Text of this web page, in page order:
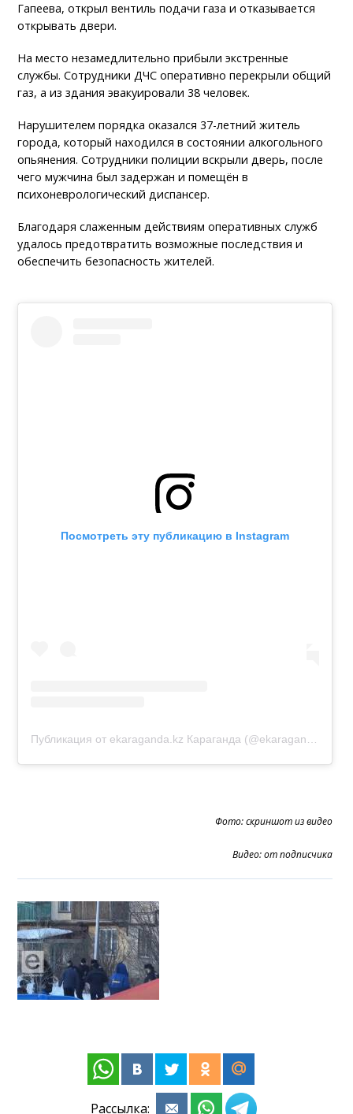
Гапеева, открыл вентиль подачи газа и отказывается
открывать двери.
На место незамедлительно прибыли экстренные
службы. Сотрудники ДЧС оперативно перекрыли общий
газ, а из здания эвакуировали 38 человек.
Нарушителем порядка оказался 37-летний житель
города, который находился в состоянии алкогольного
опьянения. Сотрудники полиции вскрыли дверь, после
чего мужчина был задержан и помещён в
психоневрологический диспансер.
Благодаря слаженным действиям оперативных служб
удалось предотвратить возможные последствия и
обеспечить безопасность жителей.
Посмотреть эту публикацию в Instagram
Публикация от ekaraganda.kz Караганда (@ekaraganda.kz)
Фото: скриншот из видео
Видео: от подписчика
Рассылка: